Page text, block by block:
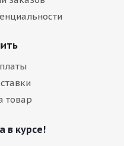
товар
в курсе!